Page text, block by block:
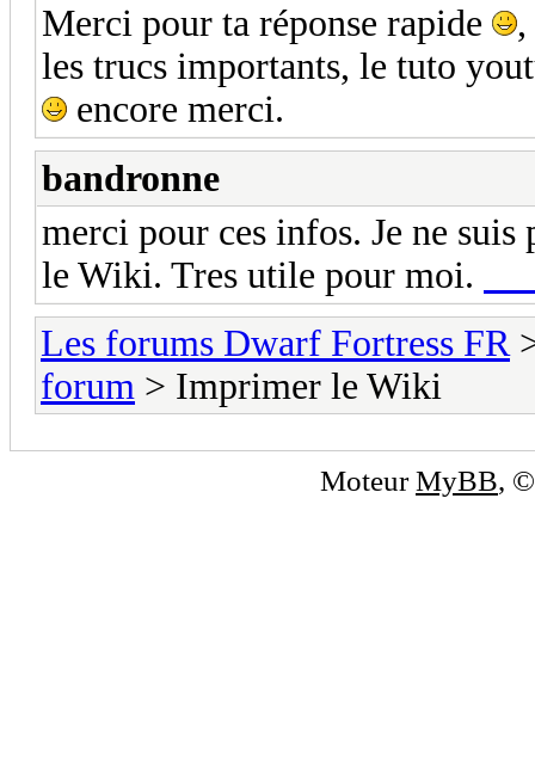
Merci pour ta réponse rapide
les trucs importants, le tuto
encore merci.
bandronne
merci pour ces infos. Je ne
le Wiki. Tres utile pour moi.
Les forums Dwarf Fortress FR
forum > Imprimer le Wiki
MoteurMyBB,